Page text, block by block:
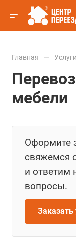
Главная — Услуги
мебели
Оформите
свяжемся
и ответим
вопросы.
Заказать